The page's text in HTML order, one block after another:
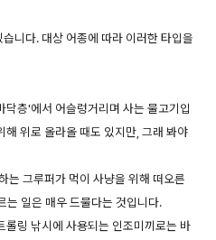
니다. 대상 어종에 따라 이러한 타입을
닥층'에서 어슬렁거리며 사는 물고기입
해 위로 올라올 때도 있지만, 그래 봐야
는 그루퍼가 먹이 사냥을 위해 떠오른
는 일은 매우 드물다는 것입니다.
롤링 낚시에 사용되는 인조미끼로는 바